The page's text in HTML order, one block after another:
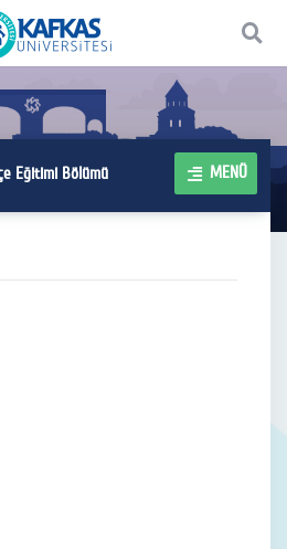
Eğitimi Bölümü MENÜ